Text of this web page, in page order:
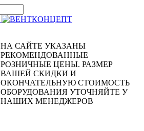
НА САЙТЕ УКАЗАНЫ
РЕКОМЕНДОВАННЫЕ
РОЗНИЧНЫЕ ЦЕНЫ. РАЗМЕР
ВАШЕЙ СКИДКИ И
ОКОНЧАТЕЛЬНУЮ СТОИМОСТЬ
ОБОРУДОВАНИЯ УТОЧНЯЙТЕ У
НАШИХ МЕНЕДЖЕРОВ